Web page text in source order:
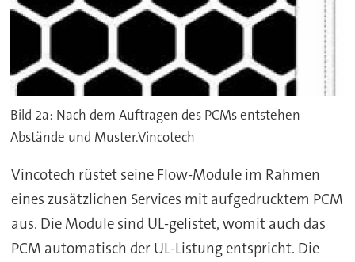
Bild 2a: Nach dem Auftragen des PCMs entstehen
Abstände und Muster.Vincotech
Vincotech rüstet seine Flow-Module im Rahmen
eines zusätzlichen Services mit aufgedrucktem PCM
aus. Die Module sind UL-gelistet, womit auch das
PCM automatisch der UL-Listung entspricht. Die